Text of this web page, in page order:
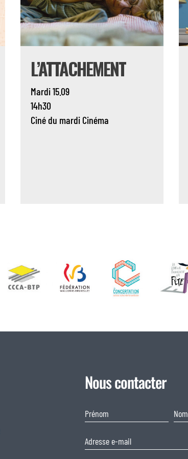
L’ATTACHEMENT
Mardi 15.09
14h30
Ciné du mardi Cinéma
Nous contacter